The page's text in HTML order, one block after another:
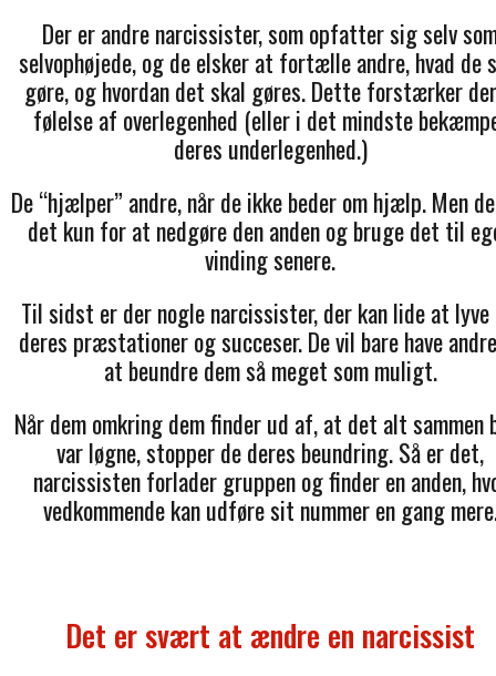
Der er andre narcissister, som opfatter sig selv
selvophøjede, og de elsker at fortælle andre, hvad de
gøre, og hvordan det skal gøres. Dette forstærker
følelse af overlegenhed (eller i det mindste
deres underlegenhed.)
De “hjælper” andre, når de ikke beder om hjælp. Men
det kun for at nedgøre den anden og bruge det til
vinding senere.
Til sidst er der nogle narcissister, der kan lide at lyve
deres præstationer og succeser. De vil bare have
at beundre dem så meget som muligt.
Når dem omkring dem finder ud af, at det alt sammen
var løgne, stopper de deres beundring. Så er det,
narcissisten forlader gruppen og finder en anden,
vedkommende kan udføre sit nummer en gang
Det er svært at ændre en narcissist